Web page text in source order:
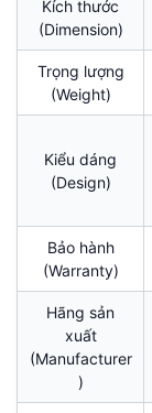
Kích thước
(Dimension)
Trọng lượng
(Weight)
Kiểu dáng
(Design)
Bảo hành
(Warranty)
Hãng sản
xuất
(Manufacturer
)